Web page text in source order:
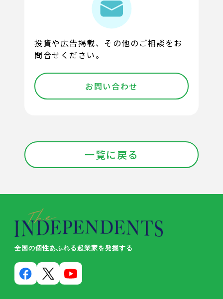
投資や広告掲載、その他のご相談をお
問合せください。
お問い合わせ
一覧に戻る
全国の個性あふれる起業家を発掘する